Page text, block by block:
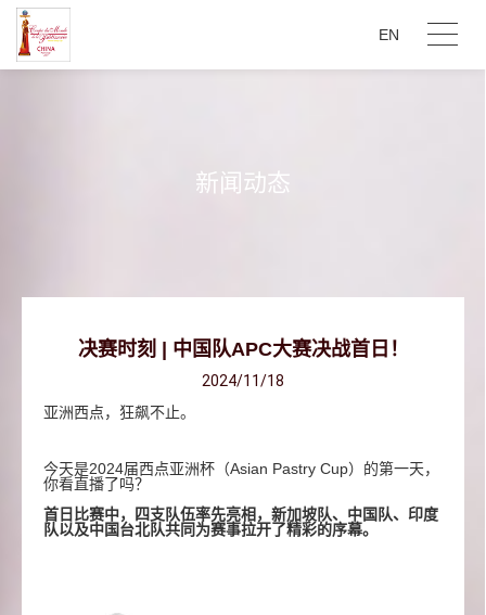
EN
新闻动态
决赛时刻 | 中国队APC大赛决战首日！
2024/11/18
亚洲西点，狂飙不止。
今天是2024届西点亚洲杯（Asian Pastry Cup）的第一天，
你看直播了吗？
首日比赛中，四支队伍率先亮相，新加坡队、中国队、印度
队以及中国台北队共同为赛事拉开了精彩的序幕。